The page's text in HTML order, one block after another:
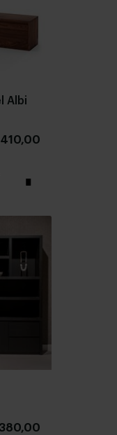
Albi